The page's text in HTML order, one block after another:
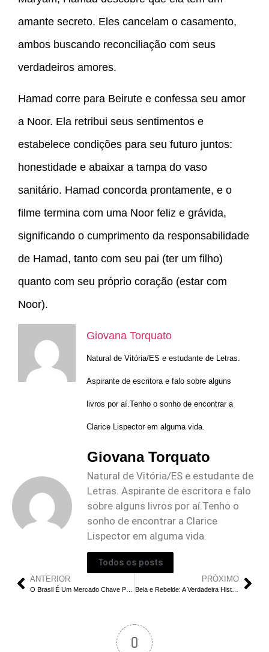
amante secreto. Eles cancelam o casamento,
ambos buscando reconciliação com seus
verdadeiros amores.
Hamad corre para Beirute e confessa seu amor
a Noor. Ela retribui seus sentimentos e
estabelece condições para seu futuro juntos:
honestidade e abaixar a tampa do vaso
sanitário. Hamad concorda prontamente, e o
filme termina com uma Noor feliz e grávida,
significando o cumprimento da responsabilidade
de Hamad, tanto com seu pai (ter um filho)
quanto com seu próprio coração (estar com
Noor).
Giovana Torquato
Natural de Vitória/ES e estudante de Letras.
Aspirante de escritora e falo sobre alguns
livros por aí.Tenho o sonho de encontrar a
Clarice Lispector em alguma vida.
Giovana Torquato
Natural de Vitória/ES e estudante de
Letras. Aspirante de escritora e falo
sobre alguns livros por aí.Tenho o
sonho de encontrar a Clarice
Lispector em alguma vida.
Todos os posts
ANTERIOR PRÓXIMO
Bela e Rebelde: A Verdadeira História | Gianna Nannini Perdeu os Dedos na Vida Real?
0